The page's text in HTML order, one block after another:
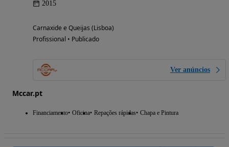
2015
Carnaxide e Queijas (Lisboa)
Profissional • Publicado
Ver anúncios
Mccar.pt
Financiamento Oficina Repações rápidas Chapa e Pintura